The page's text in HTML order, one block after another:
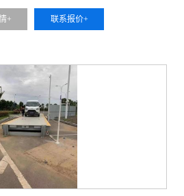
+ 联系报价+